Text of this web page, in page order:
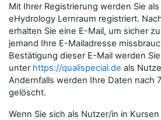
Mit Ihrer Registrierung werden Sie
eHydrology Lernraum registriert.
erhalten Sie eine E-Mail, um sicher
jemand Ihre E-Mailadresse
Bestätigung dieser E-Mail werden
unter https://qualispecial.de als
Andernfalls werden Ihre Daten nach
gelöscht.
Wenn Sie sich als Nutzer/in in